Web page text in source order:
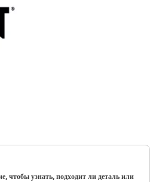
чтобы узнать, подходит ли деталь или